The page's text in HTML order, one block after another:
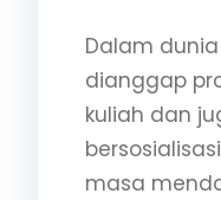
Dalam
dianggap
kuliah dan
masa